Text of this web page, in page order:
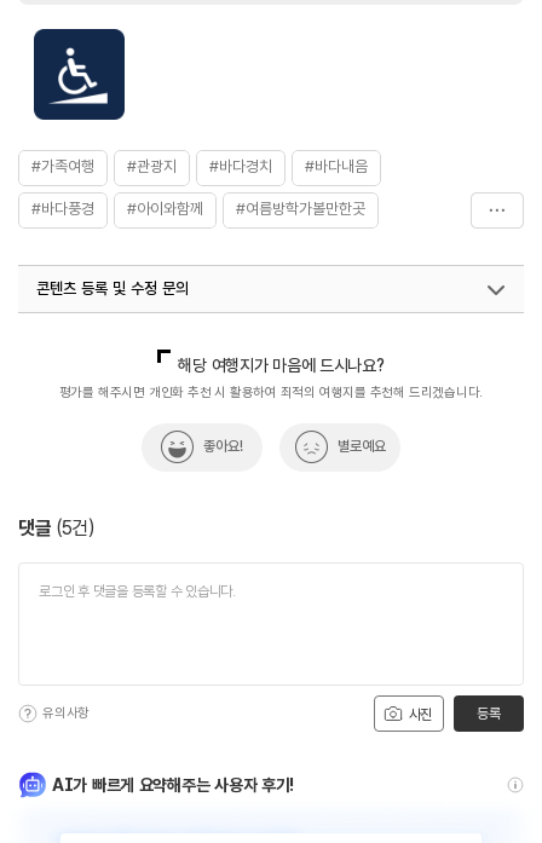
#가족여행 #관광지 #바다경치 #바다내음
#바다풍경 #아이와함께 #여름방학가볼만한곳
#증도우전해수욕장 #친구와함께
콘텐츠 등록 및 수정 문의
열린관광콘텐츠팀(열린관광-모두의여행)
033-738-3425
해당 여행지가 마음에 드시나요?
평가를 해주시면 개인화 추천 시 활용하여 최적의 여행지를 추천해 드리겠습니다.
좋아요! 별로예요
댓글 (5건)
사진
유의사항 등록
AI가 빠르게 요약해주는 사용자 후기!